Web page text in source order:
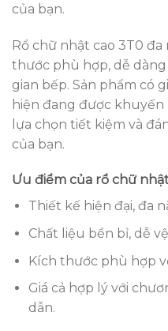
của bạn.
Rổ chữ nhật cao 3T0
thước phù hợp, dễ
gian bếp. Sản phẩm có
hiện đang được khuyến
lựa chọn tiết kiệm và
của bạn.
Ưu điểm của rổ chữ
Thiết kế hiện đại, đa
Chất liệu bền bỉ, dễ
Kích thước phù hợp
Giá cả hợp lý với
dẫn.